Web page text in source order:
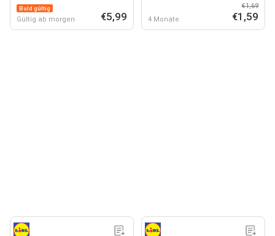
Bald gültig
Gültig ab morgen €5,99 4 Monate
€1,69
€1,59